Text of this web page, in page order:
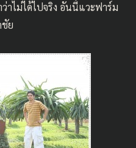
าไม่ได้ไปจริง อันนี้แวะฟาร์ม
ย